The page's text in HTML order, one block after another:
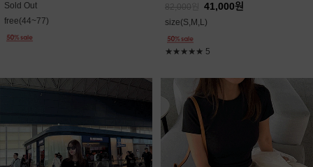
Sold Out
free(44~77)
82,000 41,000원
size(S,M,L)
★★★★★ 5